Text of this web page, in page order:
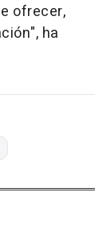
ofrecer,
ha